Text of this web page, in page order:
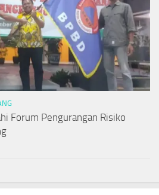
Forum Pengurangan Risiko